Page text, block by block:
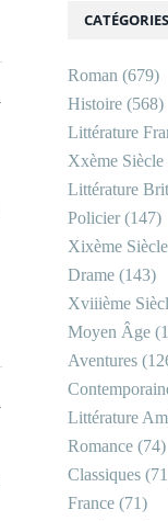
CATÉGORIES
Roman (679)
Histoire (568)
Littérature
Xxème Siècle
Littérature
Policier(147)
Xixème Siècle
Drame (143)
Xviiième
Moyen Âge
Aventures
Littérature
Romance (74)
Classiques
France (71)